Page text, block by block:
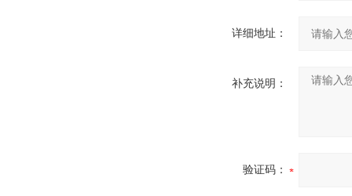
详细地址：
补充说明：
验证码：